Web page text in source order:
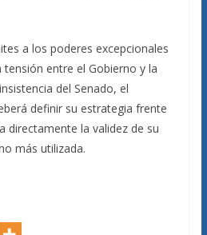
a los poderes excepcionales
tensión entre el Gobierno y la
del Senado, el
definir su estrategia frente
directamente la validez de su
más utilizada.